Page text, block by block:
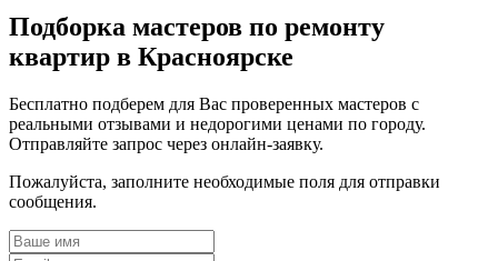
Подборка мастеров по ремонту
квартир в Красноярске
Бесплатно подберем для Вас проверенных мастеров с
реальными отзывами и недорогими ценами по городу.
Отправляйте запрос через онлайн-заявку.
Пожалуйста, заполните необходимые поля для отправки
сообщения.